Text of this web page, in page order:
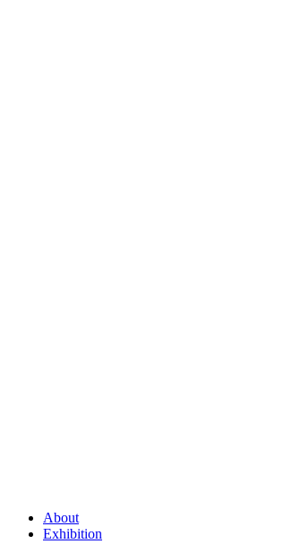
About
Exhibition